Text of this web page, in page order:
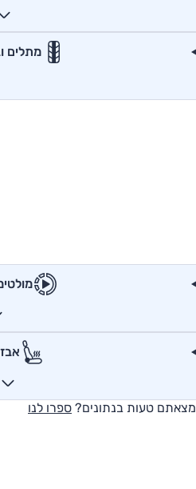
מתלים
מצאתם טעות בנתונים? ספרו לנו